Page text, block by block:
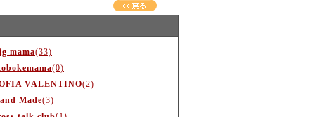
mama(33)
(0)
VALENTINO(2)
Made(3)